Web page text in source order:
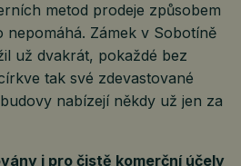
metod prodeje způsobem
nepomáhá. Zámek v Sobotíně
už dvakrát, pokaždé bez
tak své zdevastované
nabízejí někdy už jen za
i pro čistě komerční účely